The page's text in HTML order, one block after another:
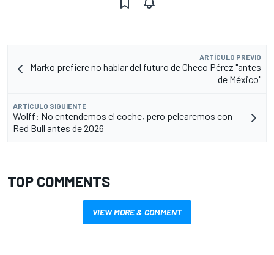
ARTÍCULO PREVIO
Marko prefiere no hablar del futuro de Checo Pérez "antes
de México"
ARTÍCULO SIGUIENTE
Wolff: No entendemos el coche, pero pelearemos con
Red Bull antes de 2026
TOP COMMENTS
VIEW MORE & COMMENT